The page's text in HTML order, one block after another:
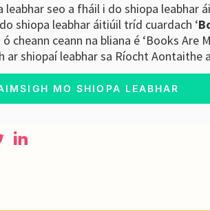
leabhar seo a fháil i do shiopa leabhar
shiopa leabhar áitiúil tríd cuardach ‘
cheann ceann na bliana é ‘Books Are
ar shiopaí leabhar sa Ríocht Aontaithe
MO SHIOPA LEABHAR